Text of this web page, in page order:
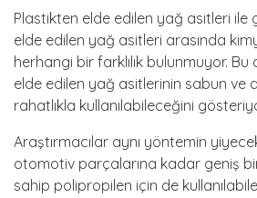
Plastikten elde edilen yağ asitleri ile
elde edilen yağ asitleri arasında
herhangi bir farklılık bulunmuyor.
elde edilen yağ asitlerinin sabun ve
rahatlıkla kullanılabileceğini
Araştırmacılar aynı yöntemin
otomotiv parçalarına kadar geniş bir
sahip polipropilen için de